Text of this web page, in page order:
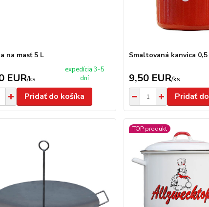
na masť 5 L
EUR/ks
expedícia 3-5
dní
Pridať do košíka
Smaltovaná kanvica 0,5
9,50 EUR/ks
Pridať
TOP produkt